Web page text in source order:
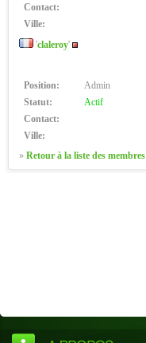
Contact:
Ville:
'claleroy'
Position:
Admin
Statut:
Actif
Contact:
Ville:
» Retour à la liste des membres